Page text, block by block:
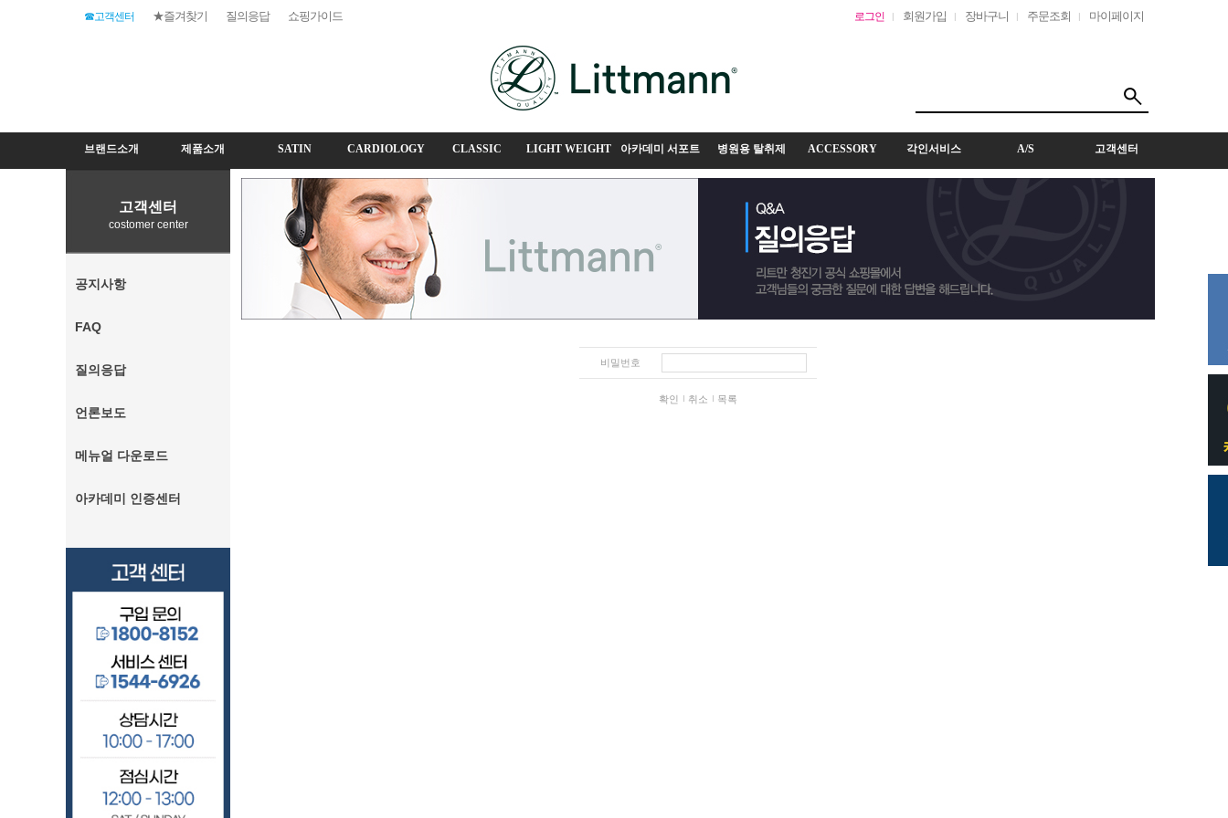
로그인 회원가입 장바구니 주문조회 마이페이지
☎고객센터 ★즐겨찾기 질의응답 쇼핑가이드
브랜드소개 제품소개 SATIN CARDIOLOGY CLASSIC LIGHT WEIGHT 아카데미 서포트 병원용 탈취제 ACCESSORY 각인서비스 A/S 고객센터
고객센터
costomer center
공지사항
FAQ
질의응답
언론보도
메뉴얼 다운로드
아카데미 인증센터
비밀번호
확인 취소 목록